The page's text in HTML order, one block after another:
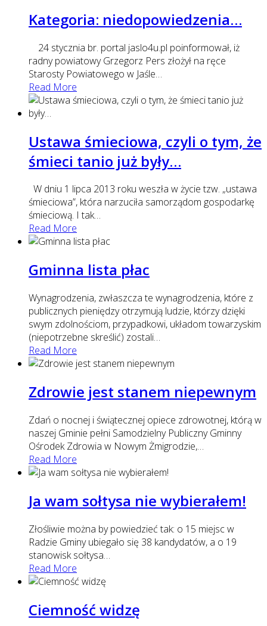
Kategoria: niedopowiedzenia…
24 stycznia br. portal jaslo4u.pl poinformował, iż
radny powiatowy Grzegorz Pers złożył na ręce
Starosty Powiatowego w Jaśle…
Read More
Ustawa śmieciowa, czyli o tym, że
śmieci tanio już były…
W dniu 1 lipca 2013 roku weszła w życie tzw. „ustawa
śmieciowa”, która narzuciła samorządom gospodarkę
śmieciową. I tak…
Read More
Gminna lista płac
Wynagrodzenia, zwłaszcza te wynagrodzenia, które z
publicznych pieniędzy otrzymują ludzie, którzy dzięki
swym zdolnościom, przypadkowi, układom towarzyskim
(niepotrzebne skreślić) zostali…
Read More
Zdrowie jest stanem niepewnym
Zdań o nocnej i świątecznej opiece zdrowotnej, którą w
naszej Gminie pełni Samodzielny Publiczny Gminny
Ośrodek Zdrowia w Nowym Żmigrodzie,…
Read More
Ja wam sołtysa nie wybierałem!
Złośliwie można by powiedzieć tak: o 15 miejsc w
Radzie Gminy ubiegało się 38 kandydatów, a o 19
stanowisk sołtysa…
Read More
Ciemność widzę